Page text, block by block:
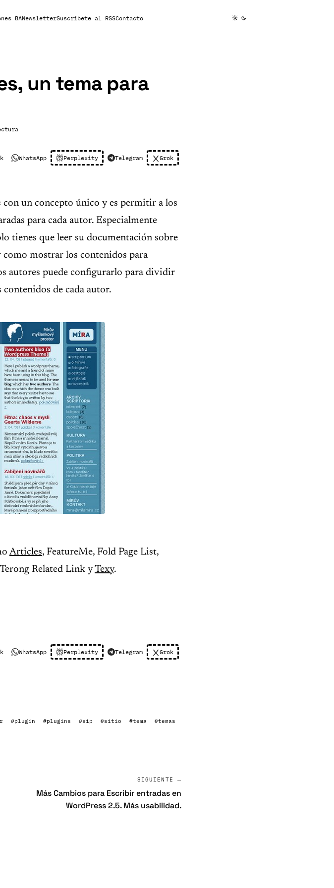
BANewsletterSuscribete al RSSContacto
un tema para
WhatsApp Perplexity Telegram Grok
con un concepto único y es permitir a los
para cada autor. Especialmente
tienes que leer su documentación sobre
mostrar los contenidos para
autores puede configurarlo para dividir
contenidos de cada autor.
Articles, FeatureMe, Fold Page List,
Related Link yTexy.
WhatsApp Perplexity Telegram Grok
#plugin #plugins #sip #sitio #tema
#temas
SIGUIENTE →
Más Cambios para Escribir entradas en
WordPress 2.5. Más usabilidad.